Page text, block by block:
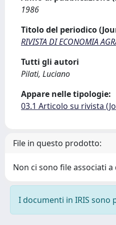
1986
Titolo del periodico
RIVISTA DI ECONOMIA
Tutti gli autori
Pilati, Luciano
Appare nelle tipologie:
03.1 Articolo su rivista
File in questo prodotto:
Non ci sono file associati
I documenti in IRIS